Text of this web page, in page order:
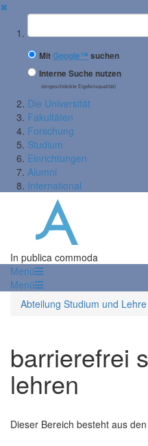
✖
Suchbegriff
MitGoogle™ suchen
Interne Suche nutzen
(eingeschränkte Ergebnisqualität)
Die Universität
Fakultäten
Forschung
Studium
Einrichtungen
Alumni
International
In publica commoda
Menü
Menü
Abteilung Studium und Lehre
barrierefrei
lehren
Dieser Bereich besteht aus